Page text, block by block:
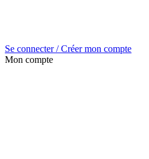
Se connecter / Créer mon compte
Mon compte